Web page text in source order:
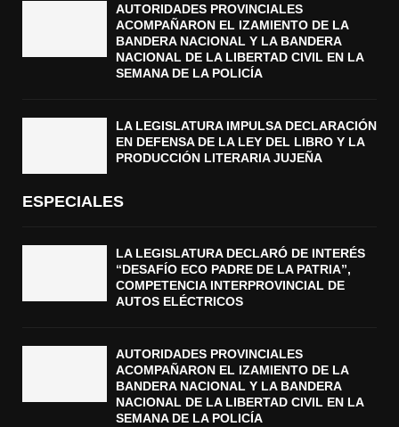
AUTORIDADES PROVINCIALES
ACOMPAÑARON EL IZAMIENTO DE LA
BANDERA NACIONAL Y LA BANDERA
NACIONAL DE LA LIBERTAD CIVIL EN LA
SEMANA DE LA POLICÍA
LA LEGISLATURA IMPULSA DECLARACIÓN
EN DEFENSA DE LA LEY DEL LIBRO Y LA
PRODUCCIÓN LITERARIA JUJEÑA
ESPECIALES
LA LEGISLATURA DECLARÓ DE INTERÉS
“DESAFÍO ECO PADRE DE LA PATRIA”,
COMPETENCIA INTERPROVINCIAL DE
AUTOS ELÉCTRICOS
AUTORIDADES PROVINCIALES
ACOMPAÑARON EL IZAMIENTO DE LA
BANDERA NACIONAL Y LA BANDERA
NACIONAL DE LA LIBERTAD CIVIL EN LA
SEMANA DE LA POLICÍA